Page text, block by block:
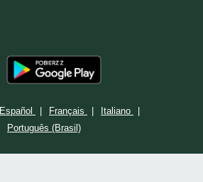
Español Français
Italiano
Português (Brasil)